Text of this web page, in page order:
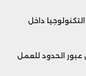
داخل
يرون عبور الحدود للعمل